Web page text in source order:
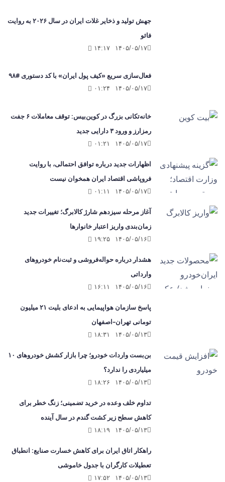
جهش تولید و ذخایر غلات ایران در سال ۲۰۲۶ به روایت
فائو
۱۴۰۵/۰۵/۱۷ ۱۴:۱۷
فعال‌سازی سریع «کیف پول ایران» با کد دستوری #۹۸
۱۴۰۵/۰۵/۱۷ ۰۱:۲۴
خانه‌تکانی بزرگ در کوین‌بیس: توقف معاملات ۶ جفت
رمزارز و ورود ۳ دارایی جدید
۱۴۰۵/۰۵/۱۷ ۰۱:۲۱
اظهارات جدید درباره توافق احتمالی، با روایت
فروپاشی اقتصاد ایران همخوان نیست
۱۴۰۵/۰۵/۱۷ ۰۱:۱۱
آغاز مرحله سیزدهم شارژ کالابرگ؛ تغییرات جدید
زمان‌بندی واریز اعتبار خانوارها
۱۴۰۵/۰۵/۱۶ ۱۹:۲۵
هشدار درباره حواله‌فروشی و ثبت‌نام خودروهای
وارداتی
۱۴۰۵/۰۵/۱۶ ۱۶:۱۱
پاسخ سازمان هواپیمایی به ادعای بلیت ۲۱ میلیون
تومانی تهران–اصفهان
۱۴۰۵/۰۵/۱۳ ۱۸:۳۱
بن‌بست واردات خودرو؛ چرا بازار کشش خودروهای ۱۰
میلیاردی را ندارد؟
۱۴۰۵/۰۵/۱۳ ۱۸:۲۶
تداوم خلف وعده در خرید تضمینی؛ زنگ خطر برای
کاهش سطح زیر کشت گندم در سال آینده
۱۴۰۵/۰۵/۱۳ ۱۸:۱۹
راهکار اتاق ایران برای کاهش خسارت صنایع: انطباق
تعطیلات کارگران با جدول خاموشی
۱۴۰۵/۰۵/۱۳ ۱۷:۵۲